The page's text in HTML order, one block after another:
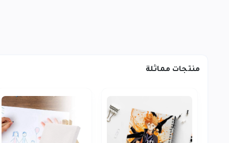
منتجات مماثلة